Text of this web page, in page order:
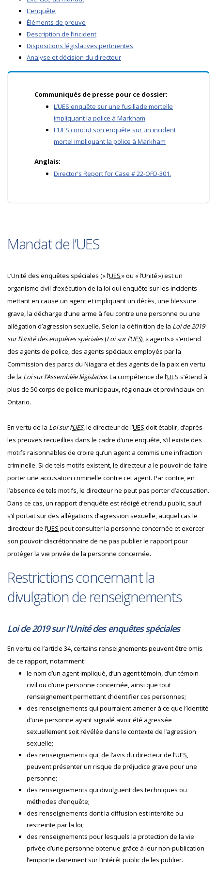
L’enquête
Éléments de preuve
Description de l’incident
Dispositions législatives pertinentes
Analyse et décision du directeur
Communiqués de presse pour ce dossier:
L’UES enquête sur une fusillade mortelle
impliquant la police à Markham
L’UES conclut son enquête sur un incident
mortel impliquant la police à Markham
Anglais:
Director's Report for Case # 22-OFD-301.
Mandat de l’UES
L’Unité des enquêtes spéciales (« l’UES» ou « l’Unité ») est un
organisme civil d’exécution de la loi qui enquête sur les incidents
mettant en cause un agent et impliquant un décès, une blessure
grave, la décharge d’une arme à feu contre une personne ou une
allégation d’agression sexuelle. Selon la définition de la Loi de 2019
sur l’Unité des enquêtes spéciales(Loi sur l’UES), « agents » s’entend
des agents de police, des agents spéciaux employés par la
Commission des parcs du Niagara et des agents de la paix en vertu
de la Loi sur l’Assemblée législative. La compétence de l’UES s’étend à
plus de 50 corps de police municipaux, régionaux et provinciaux en
Ontario.
En vertu de la Loi sur l’UES, le directeur de l’UES doit établir, d’après
les preuves recueillies dans le cadre d’une enquête, s’il existe des
motifs raisonnables de croire qu’un agent a commis une infraction
criminelle. Si de tels motifs existent, le directeur a le pouvoir de faire
porter une accusation criminelle contre cet agent. Par contre, en
l’absence de tels motifs, le directeur ne peut pas porter d’accusation.
Dans ce cas, un rapport d’enquête est rédigé et rendu public, sauf
s’il portait sur des allégations d’agression sexuelle, auquel cas le
directeur de l’UES peut consulter la personne concernée et exercer
son pouvoir discrétionnaire de ne pas publier le rapport pour
protéger la vie privée de la personne concernée.
Restrictions concernant la
divulgation de renseignements
Loi de 2019 sur l’Unité des enquêtes spéciales
En vertu de l’article 34, certains renseignements peuvent être omis
de ce rapport, notamment :
le nom d’un agent impliqué, d’un agent témoin, d’un témoin
civil ou d’une personne concernée, ainsi que tout
renseignement permettant d’identifier ces personnes;
des renseignements qui pourraient amener à ce que l’identité
d’une personne ayant signalé avoir été agressée
sexuellement soit révélée dans le contexte de l’agression
sexuelle;
des renseignements qui, de l’avis du directeur de l’UES,
peuvent présenter un risque de préjudice grave pour une
personne;
des renseignements qui divulguent des techniques ou
méthodes d’enquête;
des renseignements dont la diffusion est interdite ou
restreinte par la loi;
des renseignements pour lesquels la protection de la vie
privée d’une personne obtenue grâce à leur non-publication
l’emporte clairement sur l’intérêt public de les publier.